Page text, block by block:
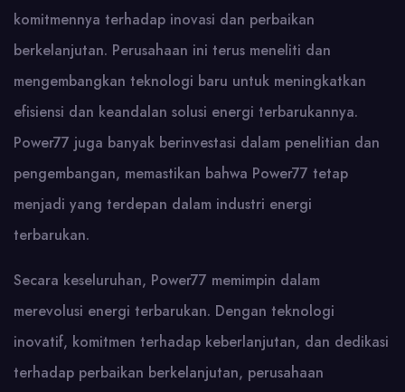
komitmennya terhadap inovasi dan perbaikan
berkelanjutan. Perusahaan ini terus meneliti dan
mengembangkan teknologi baru untuk meningkatkan
efisiensi dan keandalan solusi energi terbarukannya.
Power77 juga banyak berinvestasi dalam penelitian dan
pengembangan, memastikan bahwa Power77 tetap
menjadi yang terdepan dalam industri energi
terbarukan.
Secara keseluruhan, Power77 memimpin dalam
merevolusi energi terbarukan. Dengan teknologi
inovatif, komitmen terhadap keberlanjutan, dan dedikasi
terhadap perbaikan berkelanjutan, perusahaan